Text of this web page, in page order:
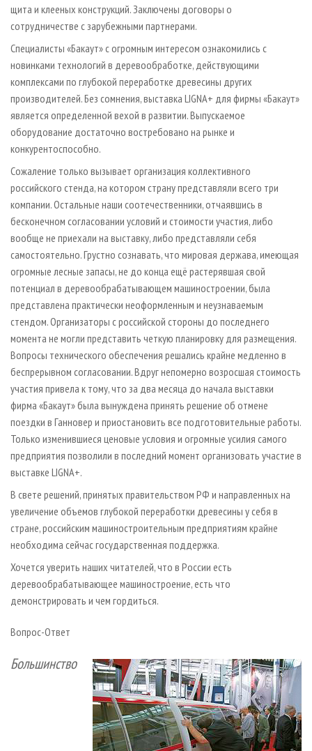
щита и клееных конструкций. Заключены договоры о
сотрудничестве с зарубежными партнерами.
Специалисты «Бакаут» с огромным интересом ознакомились с
новинками технологий в деревообработке, действующими
комплексами по глубокой переработке древесины других
производителей. Без сомнения, выставка LIGNA+ для фирмы «Бакаут»
является определенной вехой в развитии. Выпускаемое
оборудование достаточно востребовано на рынке и
конкурентоспособно.
Сожаление только вызывает организация коллективного
российского стенда, на котором страну представляли всего три
компании. Остальные наши соотечественники, отчаявшись в
бесконечном согласовании условий и стоимости участия, либо
вообще не приехали на выставку, либо представляли себя
самостоятельно. Грустно сознавать, что мировая держава, имеющая
огромные лесные запасы, не до конца ещё растерявшая свой
потенциал в деревообрабатывающем машиностроении, была
представлена практически неоформленным и неузнаваемым
стендом. Организаторы с российской стороны до последнего
момента не могли представить четкую планировку для размещения.
Вопросы технического обеспечения решались крайне медленно в
беспрерывном согласовании. Вдруг непомерно возросшая стоимость
участия привела к тому, что за два месяца до начала выставки
фирма «Бакаут» была вынуждена принять решение об отмене
поездки в Ганновер и приостановить все подготовительные работы.
Только изменившиеся ценовые условия и огромные усилия самого
предприятия позволили в последний момент организовать участие в
выставке LIGNA+.
В свете решений, принятых правительством РФ и направленных на
увеличение объемов глубокой переработки древесины у себя в
стране, российским машиностроительным предприятиям крайне
необходима сейчас государственная поддержка.
Хочется уверить наших читателей, что в России есть
деревообрабатывающее машиностроение, есть что
демонстрировать и чем гордиться.
Вопрос-Ответ
Большинство